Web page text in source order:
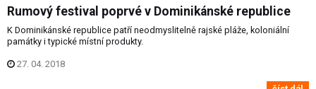
Rumový festival poprvé v Dominikánské republice
K Dominikánské republice patří neodmyslitelně rajské pláže, koloniální
památky i typické místní produkty.
27. 04. 2018